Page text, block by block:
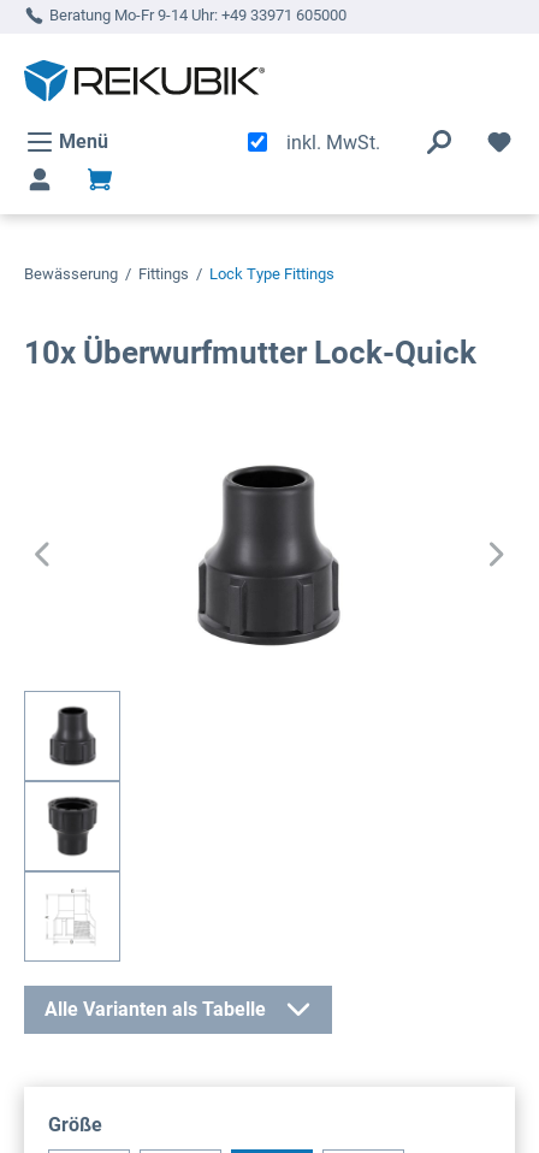
springen
Beratung Mo-Fr 9-14 Uhr: +49 33971 605000
Menü inkl. MwSt.
Bewässerung / Fittings / Lock Type Fittings
10x Überwurfmutter Lock-Quick
Alle Varianten als Tabelle
Größeauswählen